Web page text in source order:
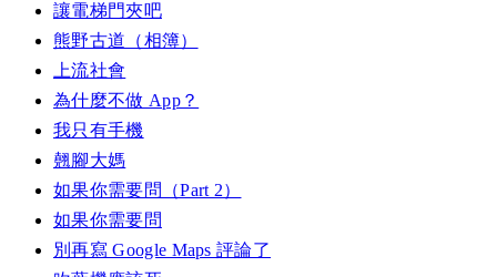
讓電梯門夾吧
熊野古道（相簿）
上流社會
為什麼不做 App？
我只有手機
翹腳大媽
如果你需要問（Part 2）
如果你需要問
別再寫 Google Maps 評論了